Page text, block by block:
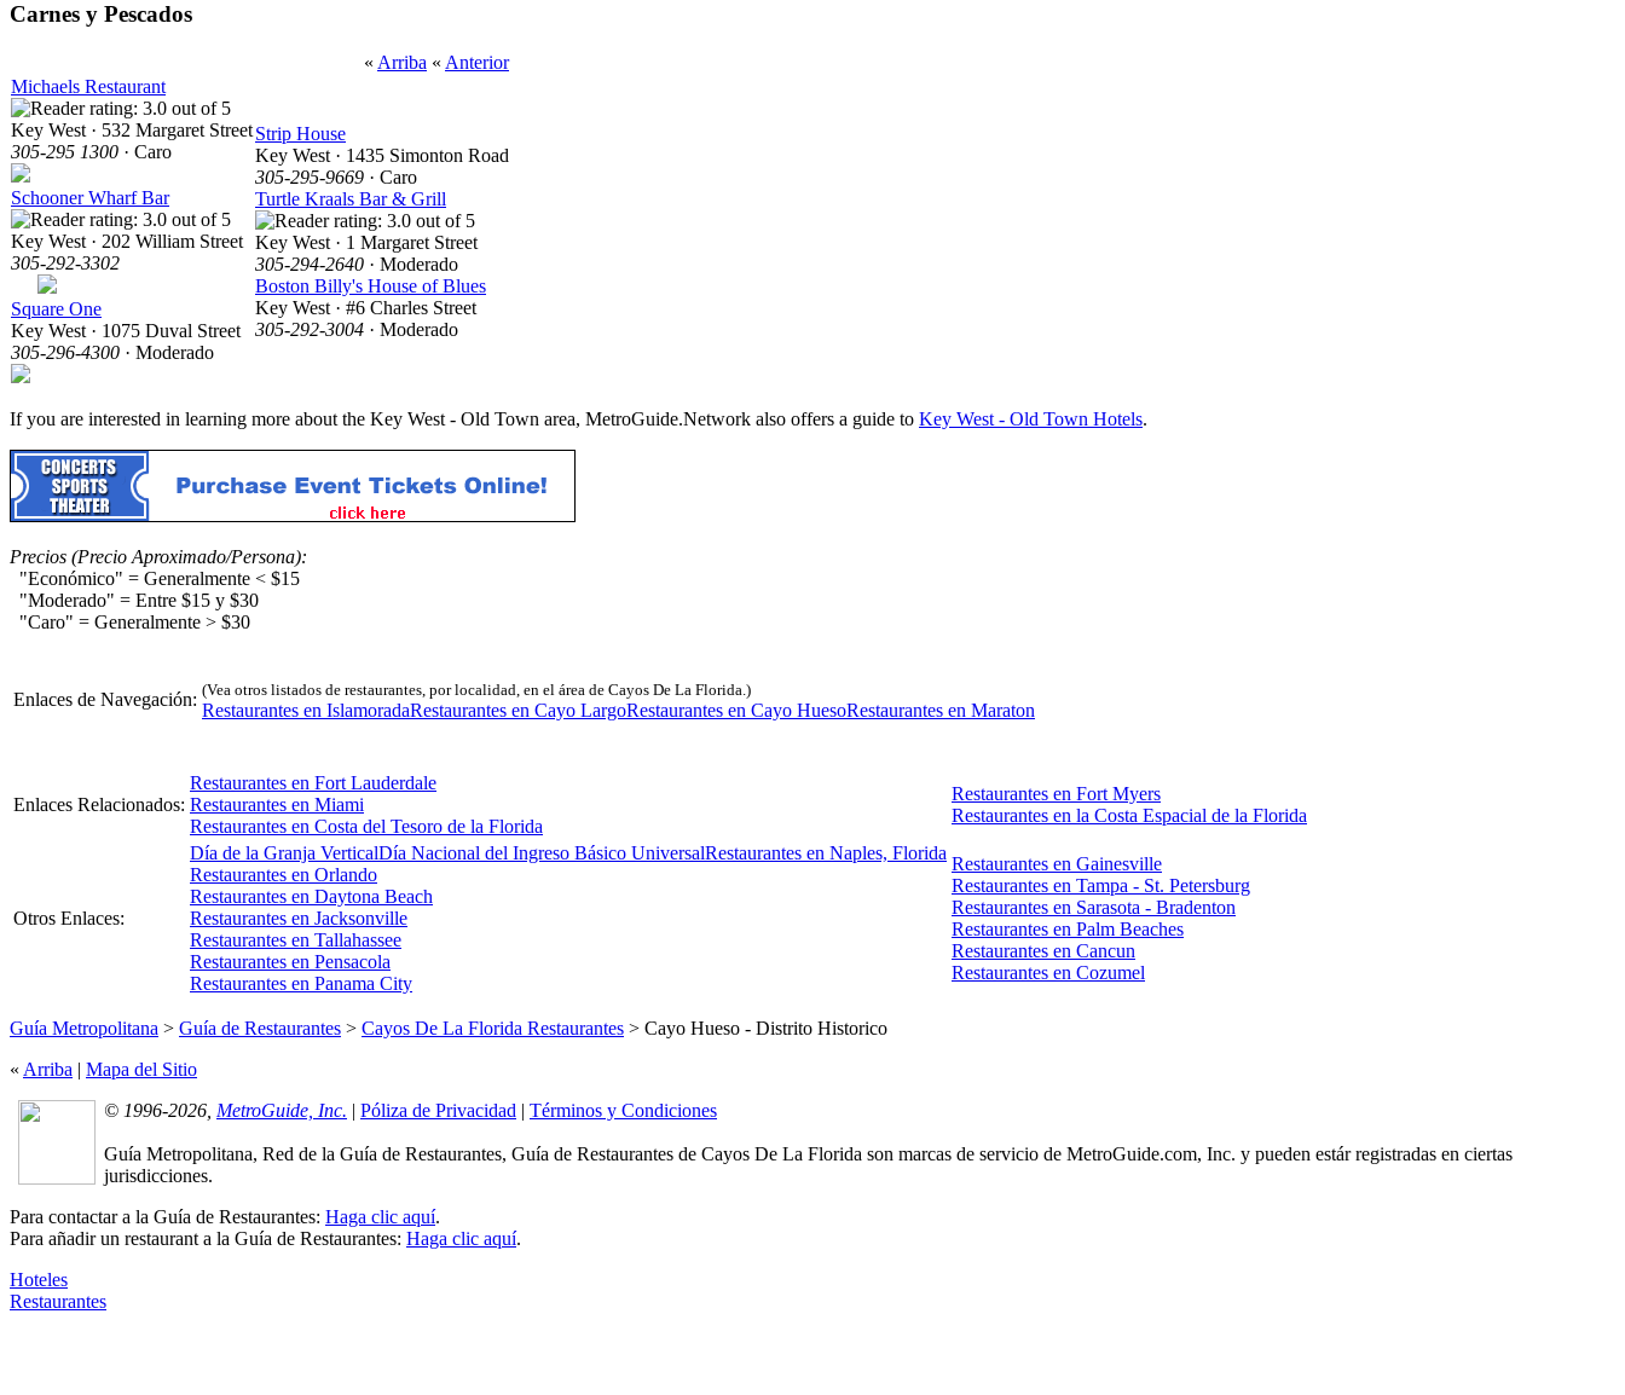
Carnes y Pescados
« Arriba « Anterior
Michaels Restaurant
Key West · 532 Margaret Street
305-295 1300 · Caro
Schooner Wharf Bar
Key West · 202 William Street
305-292-3302
Square One
Key West · 1075 Duval Street
305-296-4300 · Moderado
Strip House
Key West · 1435 Simonton Road
305-295-9669 · Caro
Turtle Kraals Bar & Grill
Key West · 1 Margaret Street
305-294-2640 · Moderado
Boston Billy's House of Blues
Key West · #6 Charles Street
305-292-3004 · Moderado
If you are interested in learning more about the Key West - Old Town area, MetroGuide.Network also offers a guide to Key West - Old Town Hotels.
Precios (Precio Aproximado/Persona):
"Económico" = Generalmente < $15
"Moderado" = Entre $15 y $30
"Caro" = Generalmente > $30
Enlaces de Navegación: (Vea otros listados de restaurantes, por localidad, en el área de Cayos De La Florida.)
Restaurantes en IslamoradaRestaurantes en Cayo LargoRestaurantes en Cayo HuesoRestaurantes en Maraton
Enlaces Relacionados:
Restaurantes en Fort Lauderdale
Restaurantes en Miami
Restaurantes en Costa del Tesoro de la Florida
Restaurantes en Fort Myers
Restaurantes en la Costa Espacial de la Florida
Otros Enlaces:
Día de la Granja VerticalDía Nacional del Ingreso Básico UniversalRestaurantes en Naples, Florida
Restaurantes en Orlando
Restaurantes en Daytona Beach
Restaurantes en Jacksonville
Restaurantes en Tallahassee
Restaurantes en Pensacola
Restaurantes en Panama City
Restaurantes en Gainesville
Restaurantes en Tampa - St. Petersburg
Restaurantes en Sarasota - Bradenton
Restaurantes en Palm Beaches
Restaurantes en Cancun
Restaurantes en Cozumel
Guía Metropolitana > Guía de Restaurantes > Cayos De La Florida Restaurantes > Cayo Hueso - Distrito Historico
« Arriba | Mapa del Sitio
© 1996-2026, MetroGuide, Inc. | Póliza de Privacidad | Términos y Condiciones
Guía Metropolitana, Red de la Guía de Restaurantes, Guía de Restaurantes de Cayos De La Florida son marcas de servicio de MetroGuide.com, Inc. y pueden estár registradas en ciertas
jurisdicciones.
Para contactar a la Guía de Restaurantes: Haga clic aquí.
Para añadir un restaurant a la Guía de Restaurantes: Haga clic aquí.
Hoteles
Restaurantes